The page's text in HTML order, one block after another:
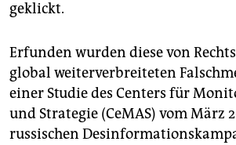
geklickt.
Erfunden wurden diese von
global weiterverbreiteten
einer Studie des Centers für
und Strategie (CeMAS) vom März
russischen